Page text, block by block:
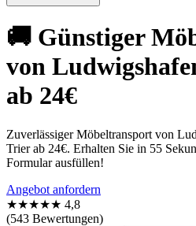
🚚 Günstiger
von
ab 24€
Zuverlässiger Möbeltransport von
Trier ab 24€. Erhalten Sie in 55
Formular ausfüllen!
Angebot anfordern
★★★★★ 4,8
(543 Bewertungen)